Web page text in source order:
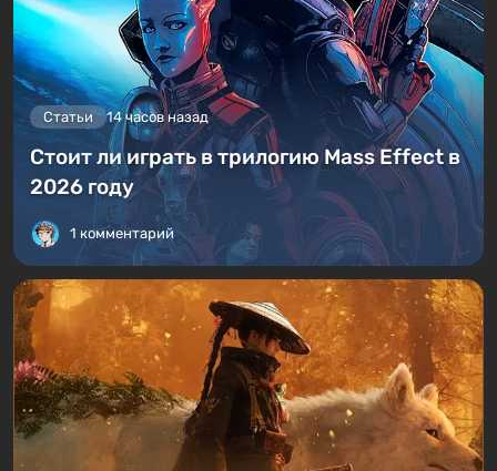
Статьи 14 часов назад
Стоит ли играть в трилогию Mass Effect в
2026 году
1 комментарий